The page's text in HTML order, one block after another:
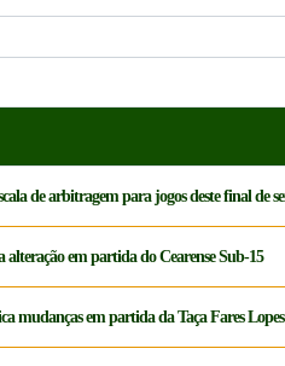
de arbitragem para jogos deste final de
em partida do Cearense Sub-15
mudanças em partida da Taça Fares Lopes